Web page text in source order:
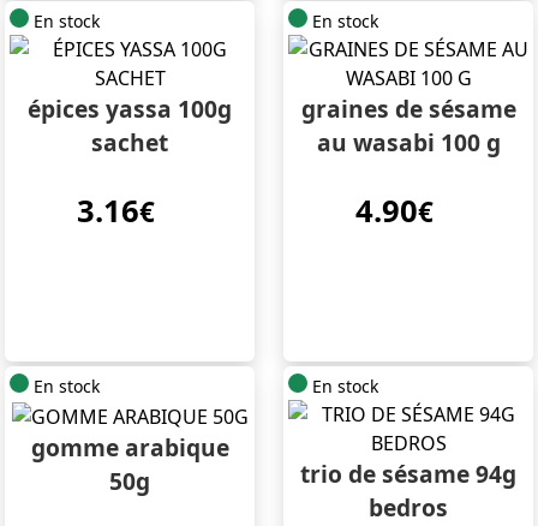
En stock
épices yassa 100g
sachet
3.16€
En stock
graines de sésame
au wasabi 100 g
4.90€
En stock
gomme arabique
50g
En stock
trio de sésame 94g
bedros